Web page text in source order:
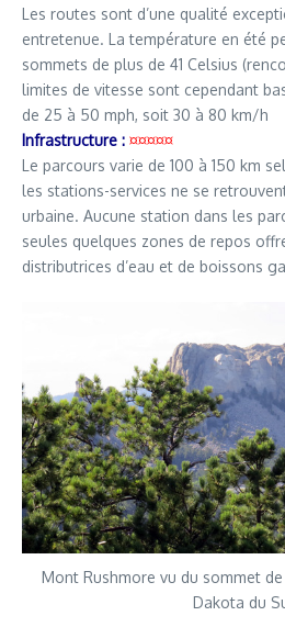
Les routes sont d’une qualité
entretenue. La température en été
sommets de plus de 41 Celsius
limites de vitesse sont cependant
de 25 à 50 mph, soit 30 à 80 km/h
Infrastructure : ¤¤¤¤¤
Le parcours varie de 100 à 150 km
les stations-services ne se
urbaine. Aucune station dans les
seules quelques zones de repos
distributrices d’eau et de boissons
Mont Rushmore vu du sommet
Dakota du